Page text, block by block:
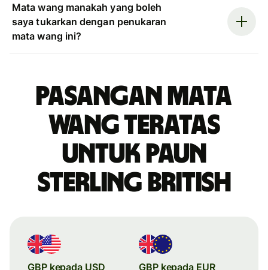
Mata wang manakah yang boleh
saya tukarkan dengan penukaran
mata wang ini?
Pasangan mata
wang teratas
untuk paun
sterling British
GBP kepada USD GBP kepada EUR